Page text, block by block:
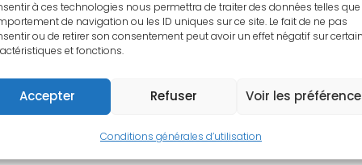
à ces technologies nous permettra de traiter des données telles que
de navigation ou les ID uniques sur ce site. Le fait de ne pas
ou de retirer son consentement peut avoir un effet négatif sur
et fonctions.
Accepter Refuser Voir les
Conditions générales d’utilisation
Filippos S. Giannoulis
Président, Société hellénique de